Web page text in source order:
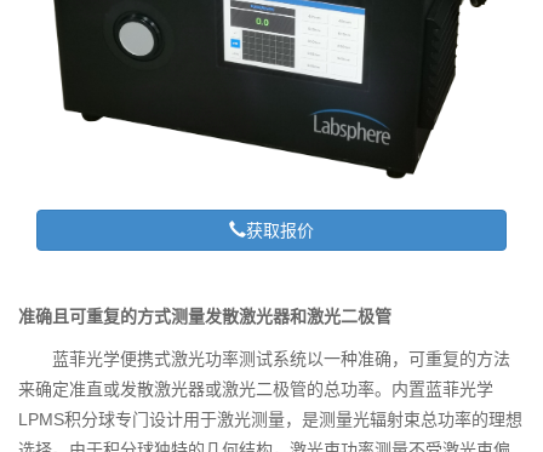
获取报价
准确且可重复的方式测量发散激光器和激光二极管
蓝菲光学便携式激光功率测试系统以一种准确，可重复的方法
来确定准直或发散激光器或激光二极管的总功率。内置蓝菲光学
LPMS积分球专门设计用于激光测量，是测量光辐射束总功率的理想